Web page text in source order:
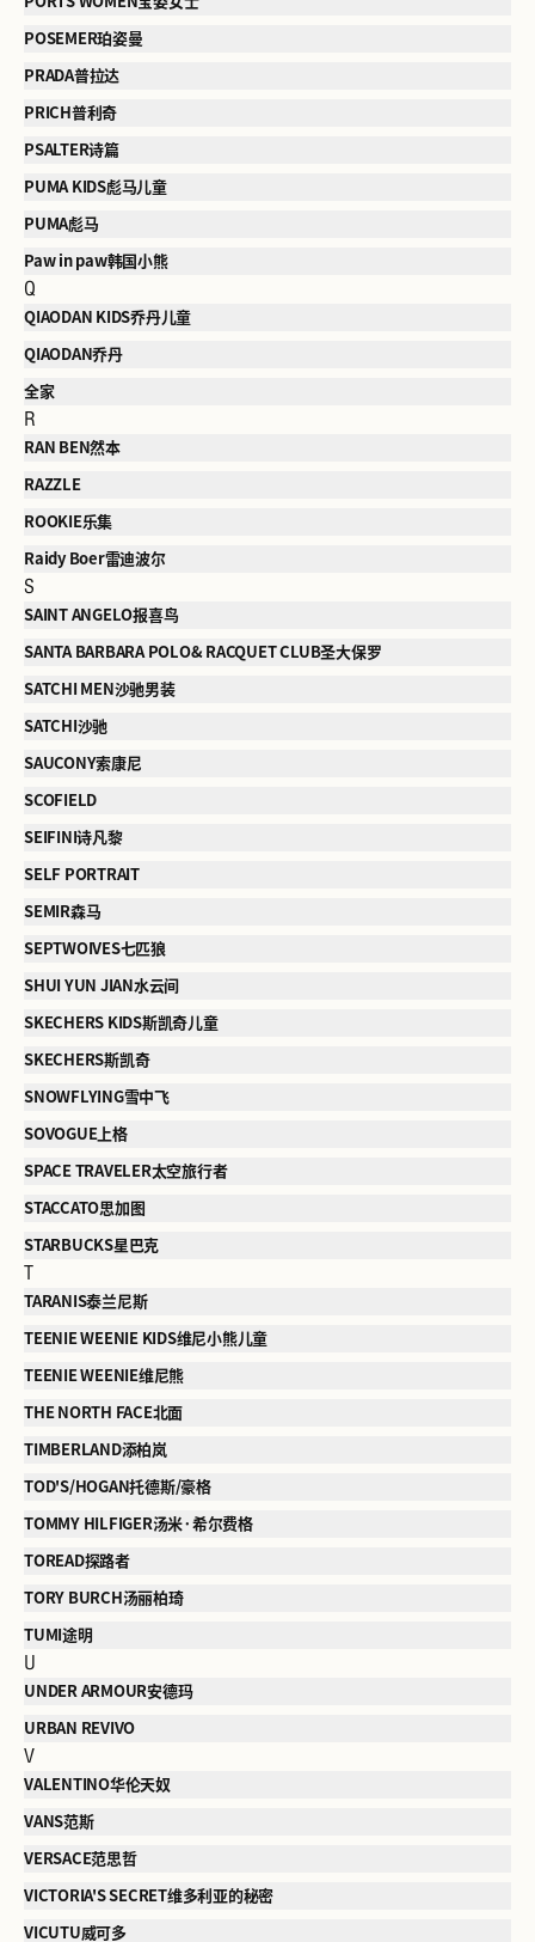
POSEMER珀姿曼
PRADA普拉达
PRICH普利奇
PSALTER诗篇
PUMA KIDS彪马儿童
PUMA彪马
Paw in paw韩国小熊
Q
QIAODAN KIDS乔丹儿童
QIAODAN乔丹
全家
R
RAN BEN然本
RAZZLE
ROOKIE乐集
Raidy Boer雷迪波尔
S
SAINT ANGELO报喜鸟
SANTA BARBARA POLO& RACQUET CLUB圣大保罗
SATCHI MEN沙驰男装
SATCHI沙驰
SAUCONY索康尼
SCOFIELD
SEIFINI诗凡黎
SELF PORTRAIT
SEMIR森马
SEPTWOIVES七匹狼
SHUI YUN JIAN水云间
SKECHERS KIDS斯凯奇儿童
SKECHERS斯凯奇
SNOWFLYING雪中飞
SOVOGUE上格
SPACE TRAVELER太空旅行者
STACCATO思加图
STARBUCKS星巴克
T
TARANIS泰兰尼斯
TEENIE WEENIE KIDS维尼小熊儿童
TEENIE WEENIE维尼熊
THE NORTH FACE北面
TIMBERLAND添柏岚
TOD'S/HOGAN托德斯/豪格
TOMMY HILFIGER汤米·希尔费格
TOREAD探路者
TORY BURCH汤丽柏琦
TUMI途明
U
UNDER ARMOUR安德玛
URBAN REVIVO
V
VALENTINO华伦天奴
VANS范斯
VERSACE范思哲
VICTORIA'S SECRET维多利亚的秘密
VICUTU威可多